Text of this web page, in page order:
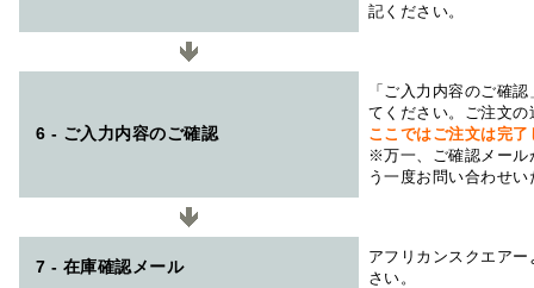
記ください。
6 - ご入力内容のご確認
「ご入力内容のご確
てください。ご注文
ここではご注文は完
※万一、ご確認メール
う一度お問い合わせ
7 - 在庫確認メール
アフリカンスクエアー
さい。